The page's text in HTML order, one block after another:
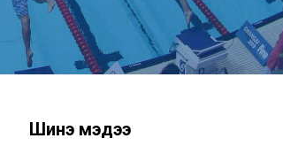
Шинэ мэдээ